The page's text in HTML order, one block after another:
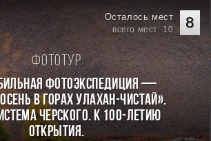
8
Осталось мест
всего мест: 10
Фототур
фотоэкспедиция —
в горах Улахан-Чистай».
Черского. К 100-летию
открытия.